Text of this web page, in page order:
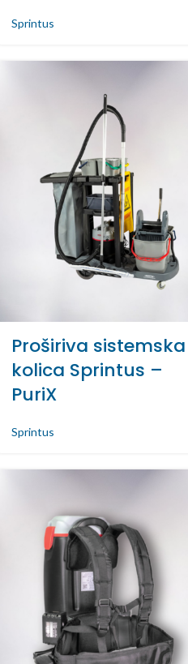
Sprintus
Proširiva sistemska
kolica Sprintus –
PuriX
Sprintus